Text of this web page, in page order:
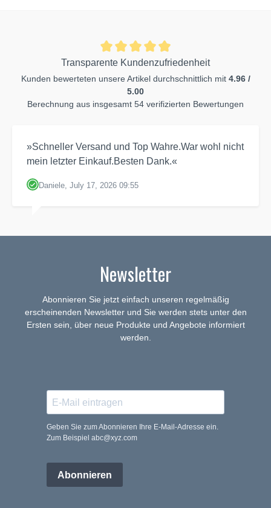
Transparente Kundenzufriedenheit
Kunden bewerteten unsere Artikel durchschnittlich mit 4.96 /
5.00
Berechnung aus insgesamt 54 verifizierten Bewertungen
»Schneller Versand und Top Wahre.War wohl nicht
mein letzter Einkauf.Besten Dank.«
Daniele, July 17, 2026 09:55
Newsletter
Abonnieren Sie jetzt einfach unseren regelmäßig
erscheinenden Newsletter und Sie werden stets unter den
Ersten sein, über neue Produkte und Angebote informiert
werden.
Geben Sie zum Abonnieren Ihre E-Mail-Adresse ein.
Zum Beispiel abc@xyz.com
Abonnieren